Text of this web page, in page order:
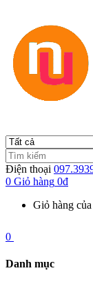
Điện thoại
0 Giỏ hàng 0đ
Giỏ hàng
0
Danh mục